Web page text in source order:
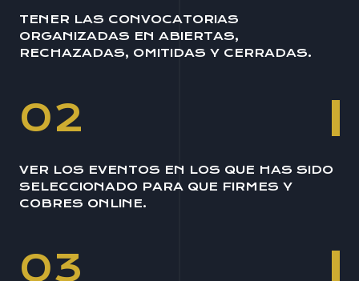
TENER LAS CONVOCATORIAS
ORGANIZADAS EN ABIERTAS,
RECHAZADAS, OMITIDAS Y CERRADAS.
02
VER LOS EVENTOS EN LOS QUE HAS SIDO
SELECCIONADO PARA QUE FIRMES Y
COBRES ONLINE.
03